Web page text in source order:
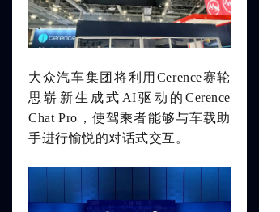
新闻
所有文章
新闻动态
微信文章
投资者
大众汽车集团将利用 Cerence赛轮
思崭新生成式AI驱动的Cerence
Chat Pro，使驾乘者能够与车载助
手进行愉悦的对话式交互。